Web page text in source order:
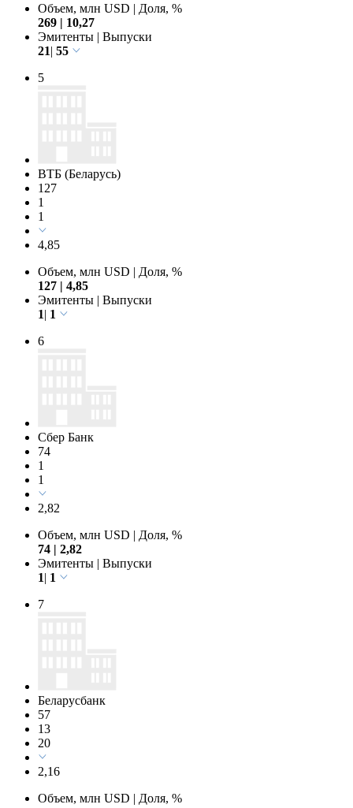
Объем, млн USD | Доля, %
269 | 10,27
Эмитенты | Выпуски
21| 55
5
ВТБ (Беларусь)
127
1
1
4,85
Объем, млн USD | Доля, %
127 | 4,85
Эмитенты | Выпуски
1| 1
6
Сбер Банк
74
1
1
2,82
Объем, млн USD | Доля, %
74 | 2,82
Эмитенты | Выпуски
1| 1
7
Беларусбанк
57
13
20
2,16
Объем, млн USD | Доля, %